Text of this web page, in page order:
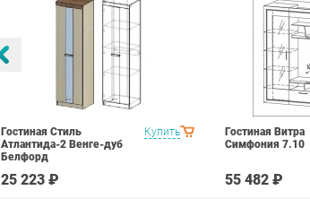
Купить
Гостиная Стиль
Атлантида-2 Венге-дуб
Белфорд
25 223 ₽
Гостиная Витра
Симфония 7.10
55 482 ₽